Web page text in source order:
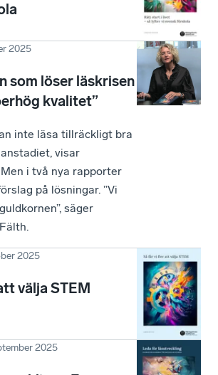
2025
som löser läskrisen
kvalitet”
inte läsa tillräckligt bra
visar
i två nya rapporter
på lösningar. ”Vi
säger
2025
välja STEM
2025